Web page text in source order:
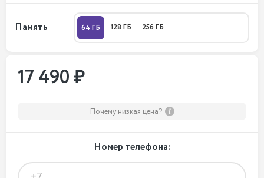
Память 64 ГБ 128 ГБ 256 ГБ
17 490 ₽
Почему низкая цена?
Номер телефона: